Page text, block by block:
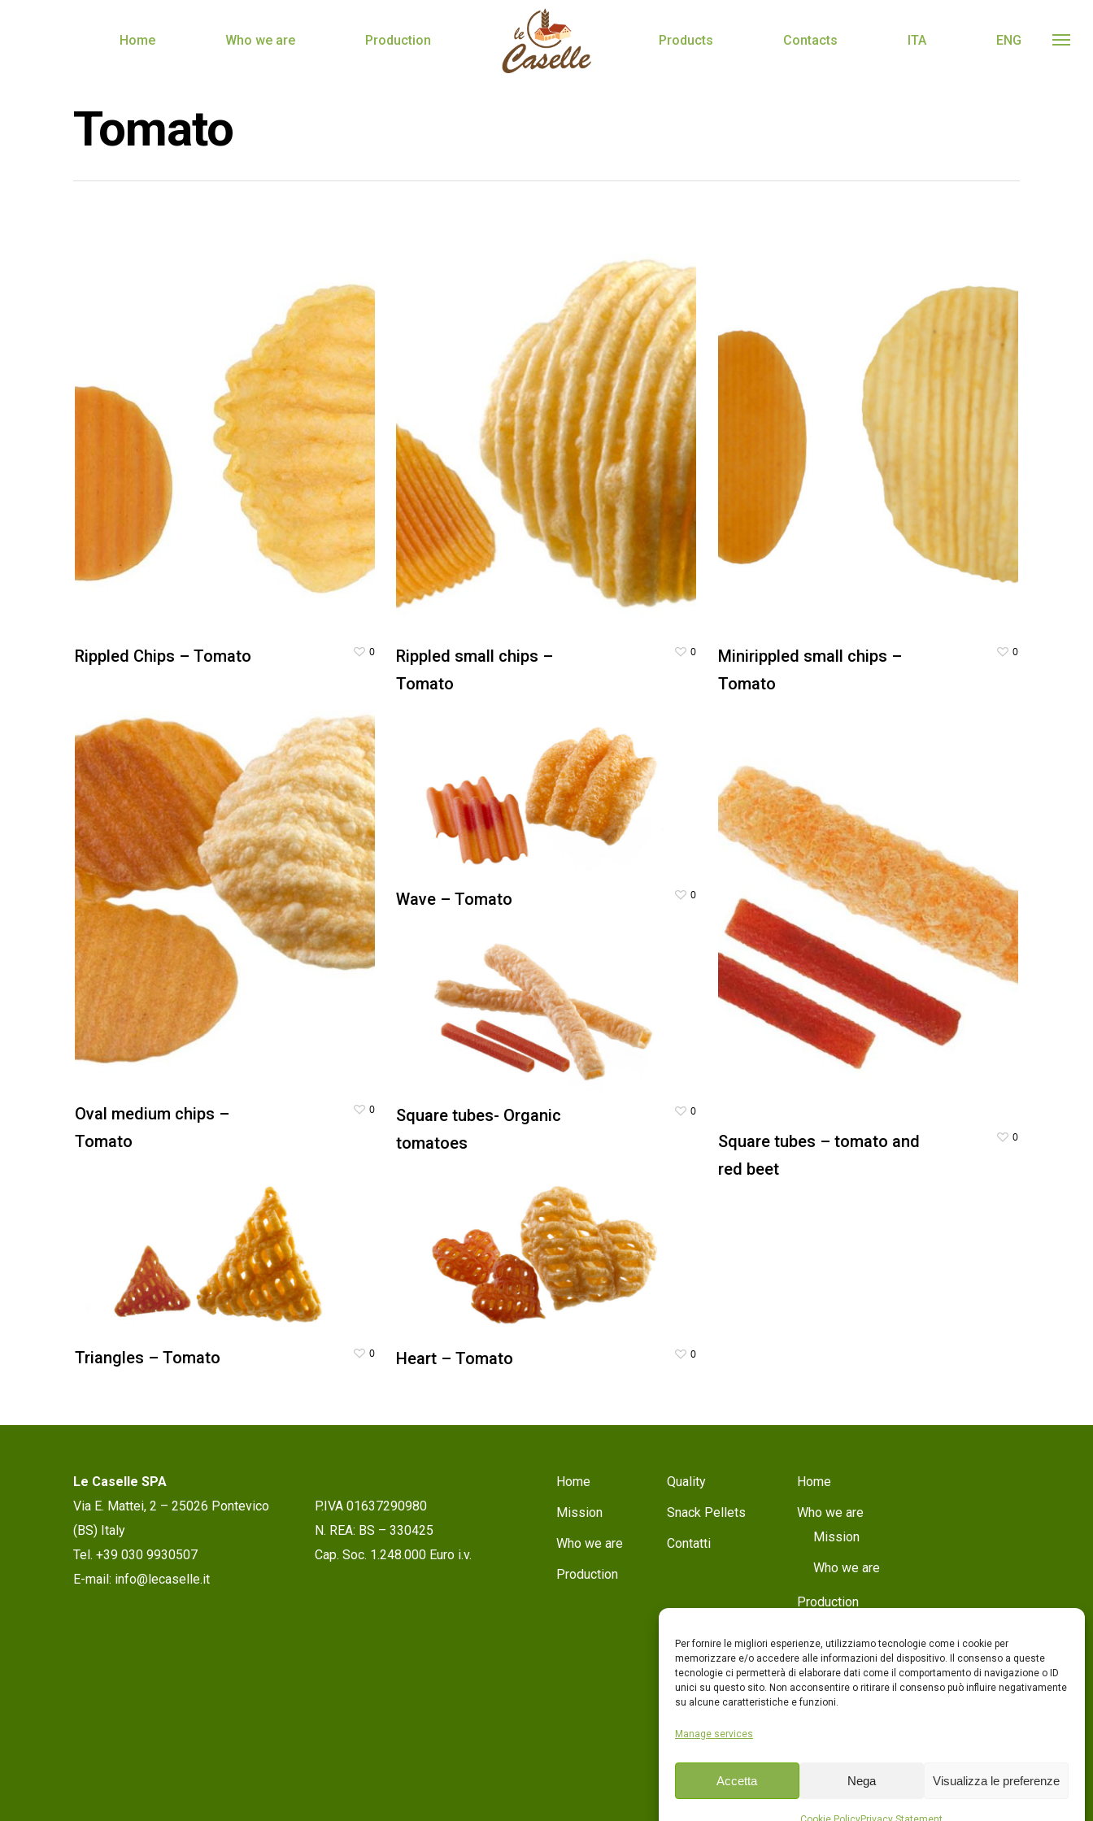
Per fornire le migliori esperienze, utilizziamo tecnologie come i cookie per
memorizzare e/o accedere alle informazioni del dispositivo. Il consenso a queste
tecnologie ci permetterà di elaborare dati come il comportamento di navigazione o ID
unici su questo sito. Non acconsentire o ritirare il consenso può influire negativamente
su alcune caratteristiche e funzioni.
Manage services
Accetta Nega Visualizza le preferenze
Home Who we are Production Products Contacts ITA ENG
Tomato
Rippled Chips – Tomato 0
Rippled small chips –
Tomato
0
Minirippled small chips –
Tomato
0
Oval medium chips –
Tomato
0
Wave – Tomato 0
Square tubes – tomato and
red beet
0
Square tubes- Organic
tomatoes
0
Triangles – Tomato 0 Heart – Tomato 0
Le Caselle SPA
Via E. Mattei, 2 – 25026 Pontevico
(BS) Italy
Tel. +39 030 9930507
E-mail: info@lecaselle.it
P.IVA 01637290980
N. REA: BS – 330425
Cap. Soc. 1.248.000 Euro i.v.
Home
Mission
Who we are
Production
Quality
Snack Pellets
Contatti
Home
Who we are
Mission
Who we are
Production
Quality
Products